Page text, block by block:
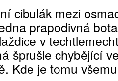
cibulák mezi
prapodivná
v
šprušle chybějící
Kde je tomu